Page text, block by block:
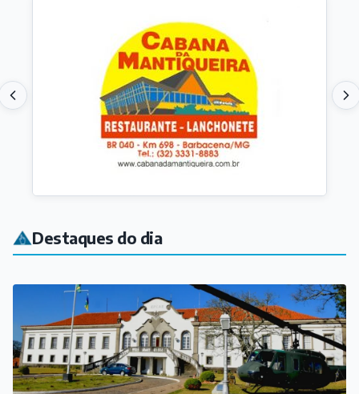
Destaques do dia
EPCAR conquista o 1º lugar no Ideb 2025 entre
escolas públicas de ensino médio